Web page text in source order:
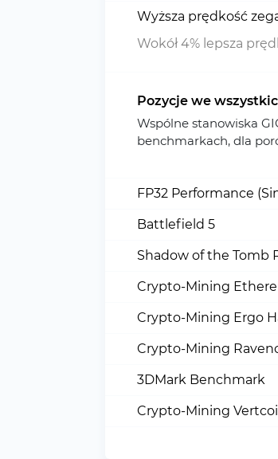
Wyższa prędkość
Wokół 4% lepsza
Pozycje we
Wspólne stanowiska
benchmarkach, dla
FP32 Performance
Battlefield 5
Shadow of the Tomb
Crypto-Mining
Crypto-Mining Ergo
Crypto-Mining
3DMark Benchmark
Crypto-Mining